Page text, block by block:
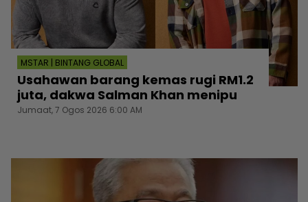
MSTAR | BINTANG GLOBAL
Usahawan barang kemas rugi RM1.2
juta, dakwa Salman Khan menipu
Jumaat, 7 Ogos 2026 6:00 AM